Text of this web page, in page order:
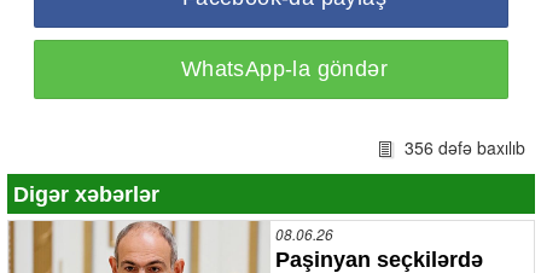
WhatsApp-la göndər
356 dəfə baxılıb
Digər xəbərlər
08.06.26
Paşinyan seçkilərdə